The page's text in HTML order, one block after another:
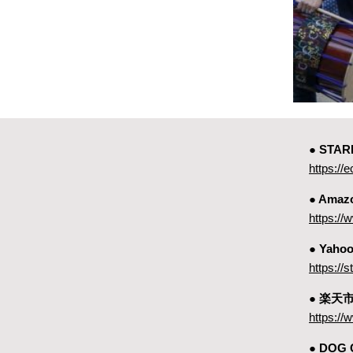
●
https://
●
https://
●
https://
● 楽天
https://
● DOG